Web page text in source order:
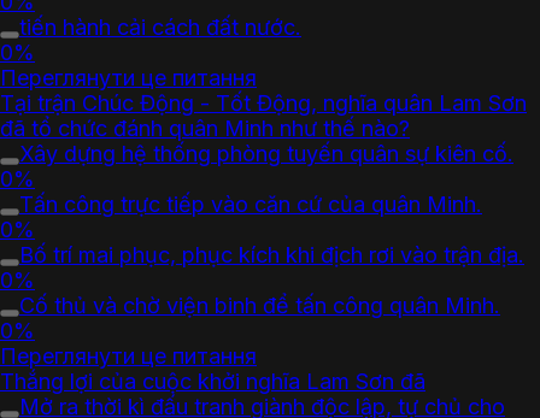
tiến hành cải cách đất nước.
0%
Переглянути це питання
Tại trận Chúc Động - Tốt Động, nghĩa quân Lam Sơn
đã tổ chức đánh quân Minh như thế nào?
Xây dựng hệ thống phòng tuyến quân sự kiên cố.
0%
Tấn công trực tiếp vào căn cứ của quân Minh.
0%
Bố trí mai phục, phục kích khi địch rơi vào trận địa.
0%
Cố thủ và chờ viện binh để tấn công quân Minh.
0%
Переглянути це питання
Thắng lợi của cuộc khởi nghĩa Lam Sơn đã
Mở ra thời kì đấu tranh giành độc lập, tự chủ cho